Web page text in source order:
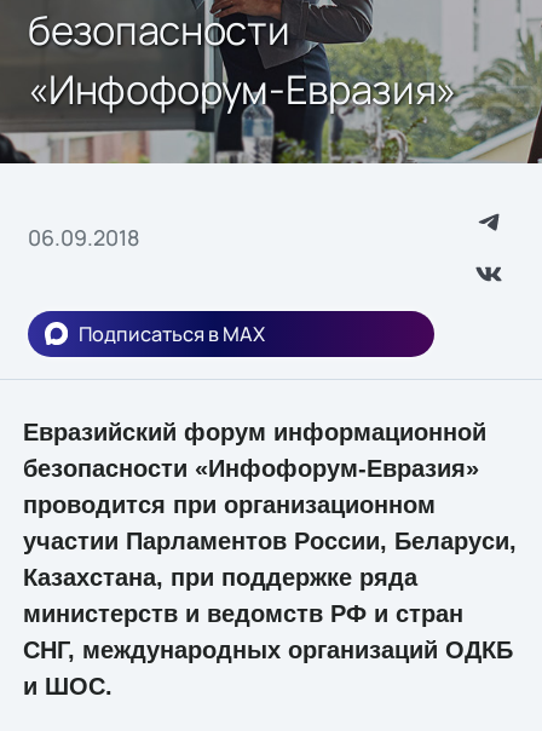
безопасности
«Инфофорум-Евразия»
06.09.2018
Подписаться в MAX
Евразийский форум информационной
безопасности «Инфофорум-Евразия»
проводится при организационном
участии Парламентов России, Беларуси,
Казахстана, при поддержке ряда
министерств и ведомств РФ и стран
СНГ, международных организаций ОДКБ
и ШОС.